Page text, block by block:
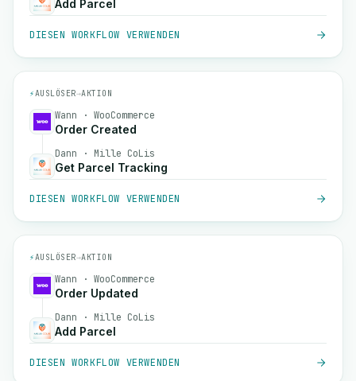
Add Parcel
DIESEN WORKFLOW VERWENDEN
⚡AUSLÖSER→AKTION
Wann · WooCommerce
Order Created
Dann · Mille CoLis
Get Parcel Tracking
DIESEN WORKFLOW VERWENDEN
⚡AUSLÖSER→AKTION
Wann · WooCommerce
Order Updated
Dann · Mille CoLis
Add Parcel
DIESEN WORKFLOW VERWENDEN